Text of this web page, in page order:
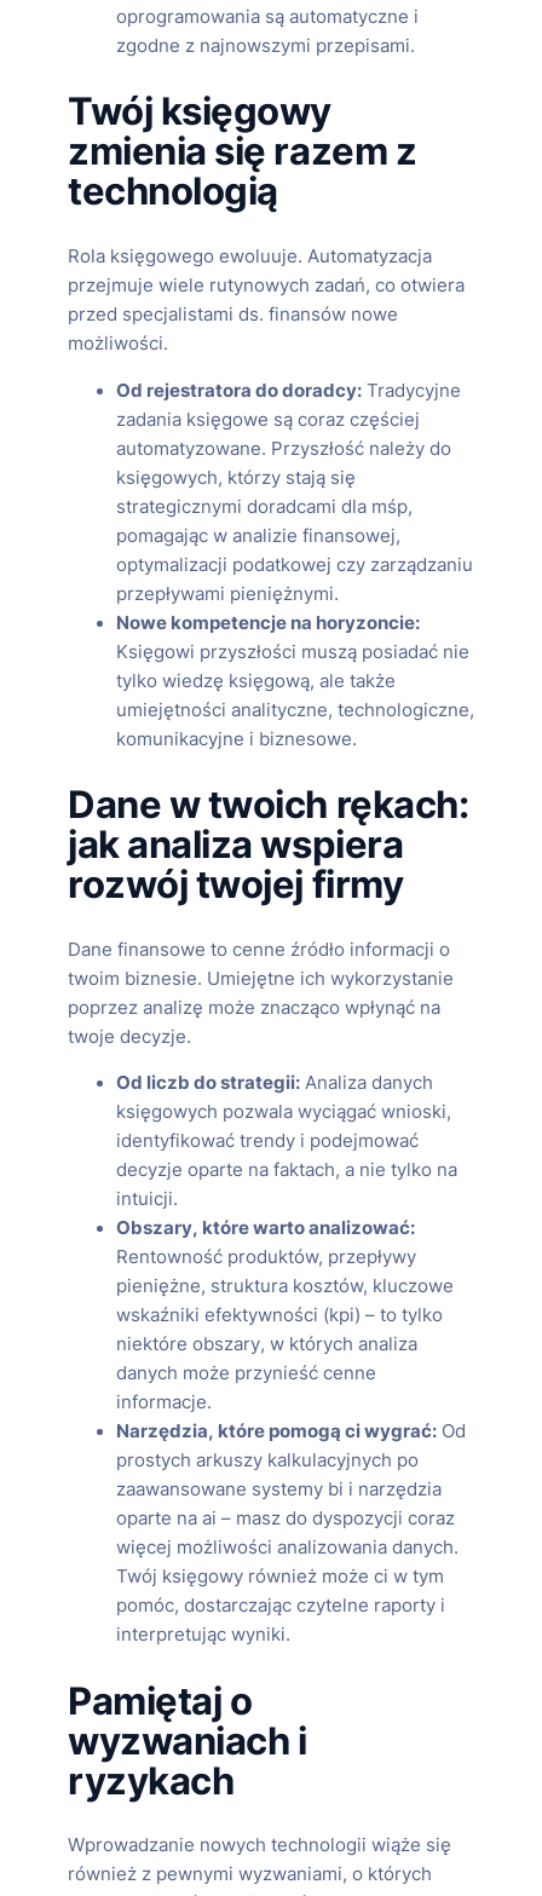
oprogramowania są automatyczne i
zgodne z najnowszymi przepisami.
Twój księgowy
zmienia się razem z
technologią
Rola księgowego ewoluuje. Automatyzacja
przejmuje wiele rutynowych zadań, co otwiera
przed specjalistami ds. finansów nowe
możliwości.
Od rejestratora do doradcy: Tradycyjne
zadania księgowe są coraz częściej
automatyzowane. Przyszłość należy do
księgowych, którzy stają się
strategicznymi doradcami dla mśp,
pomagając w analizie finansowej,
optymalizacji podatkowej czy zarządzaniu
przepływami pieniężnymi.
Nowe kompetencje na horyzoncie:
Księgowi przyszłości muszą posiadać nie
tylko wiedzę księgową, ale także
umiejętności analityczne, technologiczne,
komunikacyjne i biznesowe.
Dane w twoich rękach:
jak analiza wspiera
rozwój twojej firmy
Dane finansowe to cenne źródło informacji o
twoim biznesie. Umiejętne ich wykorzystanie
poprzez analizę może znacząco wpłynąć na
twoje decyzje.
Od liczb do strategii: Analiza danych
księgowych pozwala wyciągać wnioski,
identyfikować trendy i podejmować
decyzje oparte na faktach, a nie tylko na
intuicji.
Obszary, które warto analizować:
Rentowność produktów, przepływy
pieniężne, struktura kosztów, kluczowe
wskaźniki efektywności (kpi) – to tylko
niektóre obszary, w których analiza
danych może przynieść cenne
informacje.
Narzędzia, które pomogą ci wygrać: Od
prostych arkuszy kalkulacyjnych po
zaawansowane systemy bi i narzędzia
oparte na ai – masz do dyspozycji coraz
więcej możliwości analizowania danych.
Twój księgowy również może ci w tym
pomóc, dostarczając czytelne raporty i
interpretując wyniki.
Pamiętaj o
wyzwaniach i
ryzykach
Wprowadzanie nowych technologii wiąże się
również z pewnymi wyzwaniami, o których